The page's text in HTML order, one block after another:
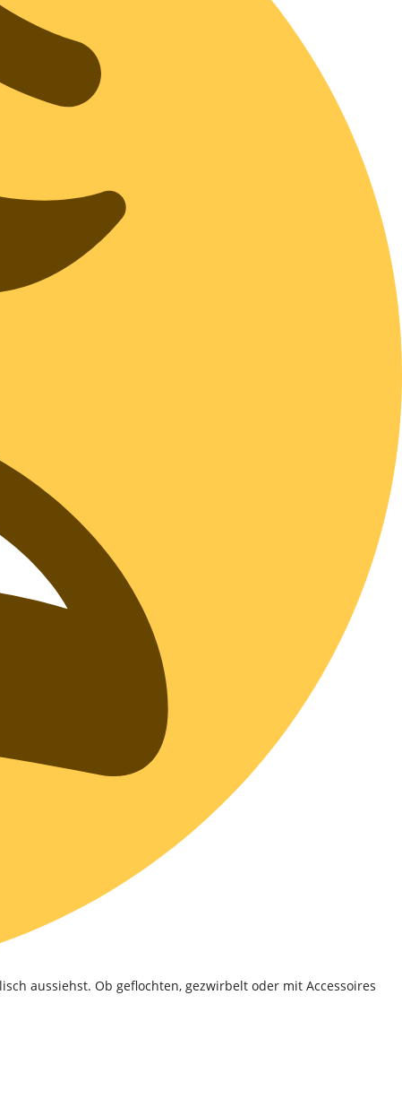
aussiehst. Ob geflochten, gezwirbelt oder mit Accessoires